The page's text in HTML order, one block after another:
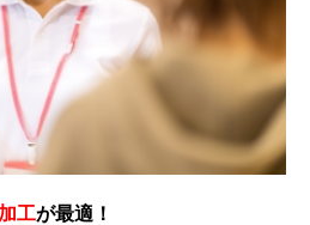
工が最適！